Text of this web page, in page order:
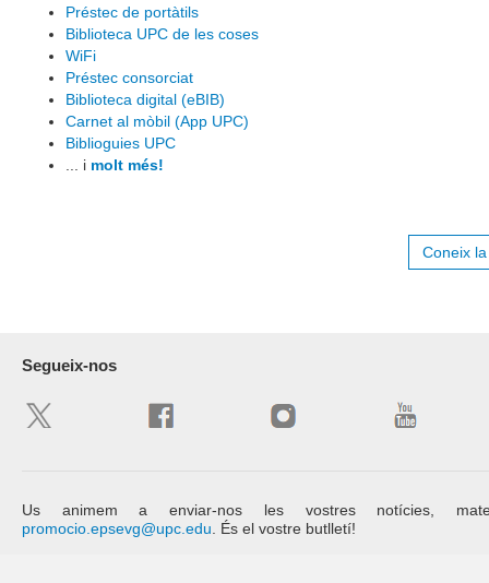
Préstec de portàtils
Biblioteca UPC de les coses
WiFi
Préstec consorciat
Biblioteca digital (eBIB)
Carnet al mòbil (App UPC)
Biblioguies UPC
... i molt més!
Coneix
Segueix-nos
Us animem a enviar-nos les vostres notícies,
promocio.epsevg@upc.edu . És el vostre butlletí!